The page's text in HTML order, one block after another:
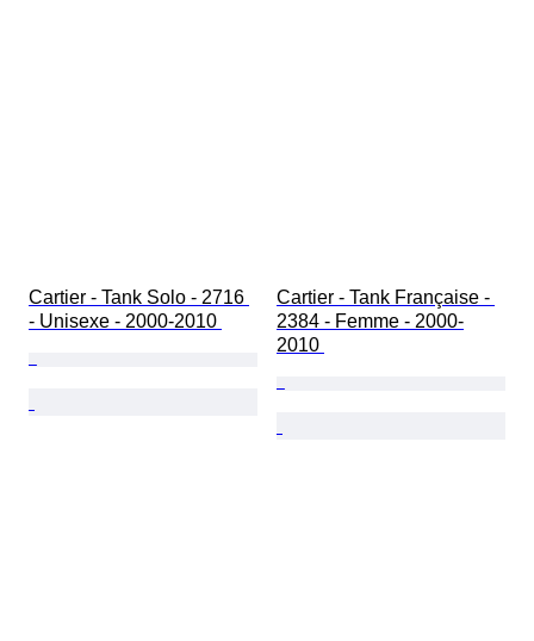
Cartier - Tank Solo - 2716
- Unisexe - 2000-2010
Cartier - Tank Française -
2384 - Femme - 2000-
2010